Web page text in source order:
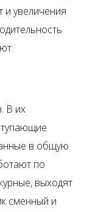
и увеличения
В их
в общую
по
выходят
сменный и